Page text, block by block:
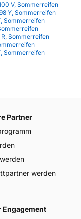
V, Sommerreifen
Y, Sommerreifen
Sommerreifen
R, Sommerreifen
Sommerreifen
Partner
werden
Engagement